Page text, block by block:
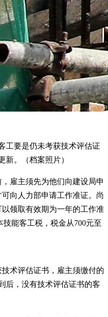
工要是仍未考获技术评估证
新。（档案照片）
雇主须先为他们向建设局申
向人力部申请工作准证。尚
领取有效期为一年的工作准
能客工税，税金从700元至
术评估证书，雇主须缴付的
后，没有技术评估证书的客